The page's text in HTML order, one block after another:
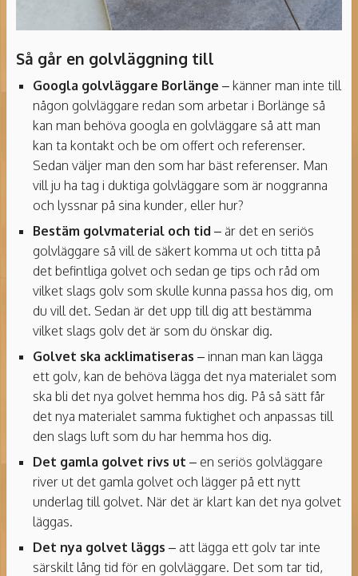
Så går en golvläggning till
Googla golvläggare Borlänge – känner man inte till
någon golvläggare redan som arbetar i Borlänge så
kan man behöva googla en golvläggare så att man
kan ta kontakt och be om offert och referenser.
Sedan väljer man den som har bäst referenser. Man
vill ju ha tag i duktiga golvläggare som är noggranna
och lyssnar på sina kunder, eller hur?
Bestäm golvmaterial och tid – är det en seriös
golvläggare så vill de säkert komma ut och titta på
det befintliga golvet och sedan ge tips och råd om
vilket slags golv som skulle kunna passa hos dig, om
du vill det. Sedan är det upp till dig att bestämma
vilket slags golv det är som du önskar dig.
Golvet ska acklimatiseras – innan man kan lägga
ett golv, kan de behöva lägga det nya materialet som
ska bli det nya golvet hemma hos dig. På så sätt får
det nya materialet samma fuktighet och anpassas till
den slags luft som du har hemma hos dig.
Det gamla golvet rivs ut – en seriös golvläggare
river ut det gamla golvet och lägger på ett nytt
underlag till golvet. När det är klart kan det nya golvet
läggas.
Det nya golvet läggs – att lägga ett golv tar inte
särskilt lång tid för en golvläggare. Det som tar tid,